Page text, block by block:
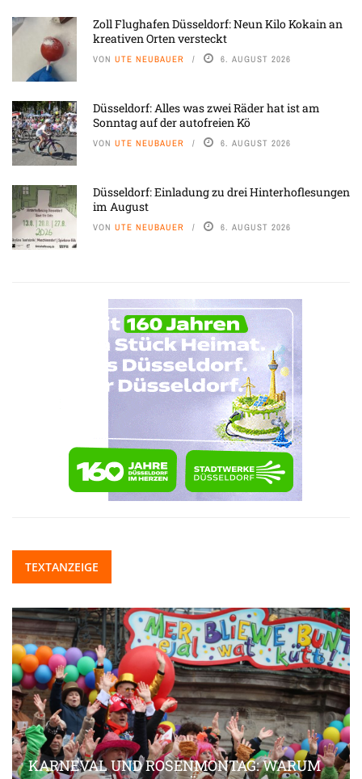
Zoll Flughafen Düsseldorf: Neun Kilo Kokain an
kreativen Orten versteckt
VON UTE NEUBAUER 6. AUGUST 2026
Düsseldorf: Alles was zwei Räder hat ist am
Sonntag auf der autofreien Kö
VON UTE NEUBAUER 6. AUGUST 2026
Düsseldorf: Einladung zu drei Hinterhoflesungen
im August
VON UTE NEUBAUER 6. AUGUST 2026
TEXTANZEIGE
KARNEVAL UND ROSENMONTAG: WARUM